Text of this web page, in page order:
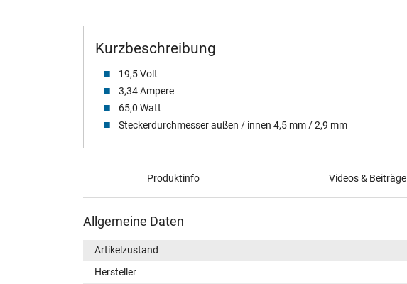
Kurzbeschreibung
19,5 Volt
3,34 Ampere
65,0 Watt
Steckerdurchmesser außen / innen 4,5 mm / 2,9 mm
Produktinfo Videos & Beiträge
Allgemeine Daten
Artikelzustand
Hersteller